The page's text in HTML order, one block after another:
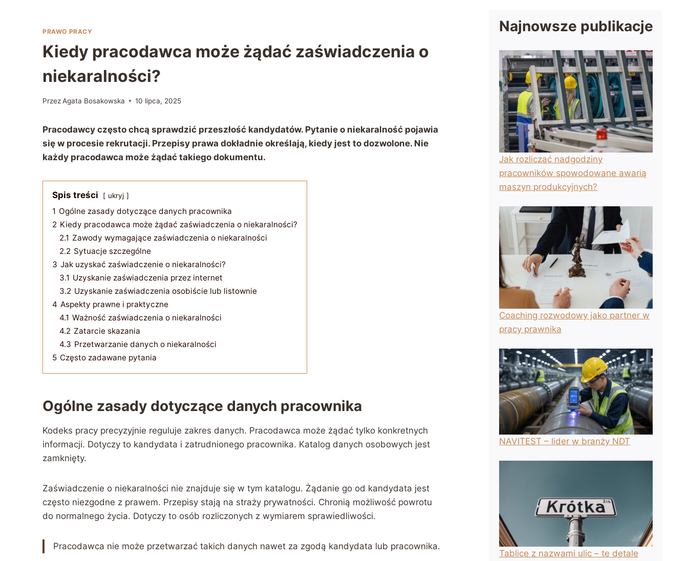
PRAWO PRACY
Kiedy pracodawca może żądać zaświadczenia o
niekaralności?
PrzezAgata Bosakowska 10 lipca, 2025
Pracodawcy często chcą sprawdzić przeszłość kandydatów. Pytanie o niekaralność pojawia
się w procesie rekrutacji. Przepisy prawa dokładnie określają, kiedy jest to dozwolone. Nie
każdy pracodawca może żądać takiego dokumentu.
Spis treści ukryj
1 Ogólne zasady dotyczące danych pracownika
2 Kiedy pracodawca może żądać zaświadczenia o niekaralności?
2.1 Zawody wymagające zaświadczenia o niekaralności
2.2 Sytuacje szczególne
3 Jak uzyskać zaświadczenie o niekaralności?
3.1 Uzyskanie zaświadczenia przez internet
3.2 Uzyskanie zaświadczenia osobiście lub listownie
4 Aspekty prawne i praktyczne
4.1 Ważność zaświadczenia o niekaralności
4.2 Zatarcie skazania
4.3 Przetwarzanie danych o niekaralności
5 Często zadawane pytania
Ogólne zasady dotyczące danych pracownika
Kodeks pracy precyzyjnie reguluje zakres danych. Pracodawca może żądać tylko konkretnych
informacji. Dotyczy to kandydata i zatrudnionego pracownika. Katalog danych osobowych jest
zamknięty.
Zaświadczenie o niekaralności nie znajduje się w tym katalogu. Żądanie go od kandydata jest
często niezgodne z prawem. Przepisy stają na straży prywatności. Chronią możliwość powrotu
do normalnego życia. Dotyczy to osób rozliczonych z wymiarem sprawiedliwości.
Pracodawca nie może przetwarzać takich danych nawet za zgodą kandydata lub pracownika.
Najnowsze publikacje
Jak rozliczać nadgodziny
pracowników spowodowane awarią
maszyn produkcyjnych?
Coaching rozwodowy jako partner w
pracy prawnika
NAVITEST – lider w branży NDT
Tablice z nazwami ulic – te detale